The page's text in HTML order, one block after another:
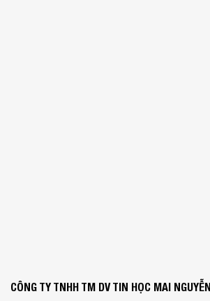
CÔNG TY TNHH TM DV TIN HỌC MAI NGUYỄN